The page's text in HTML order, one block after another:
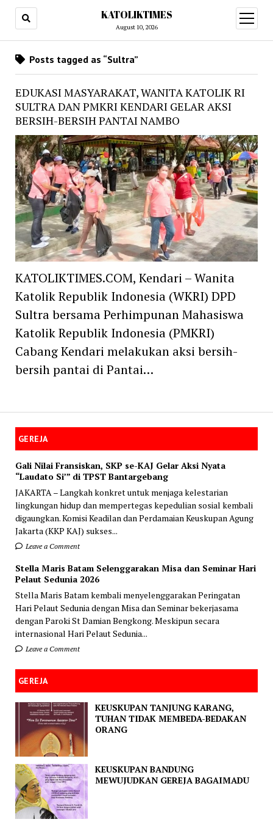
KATOLIKTIMES
August 10, 2026
open
menu
GEREJA
Gali Nilai Fransiskan, SKP se-KAJ Gelar Aksi Nyata
“Laudato Si’” di TPST Bantargebang
JAKARTA – Langkah konkret untuk menjaga kelestarian
lingkungan hidup dan mempertegas kepedulian sosial kembali
digaungkan. Komisi Keadilan dan Perdamaian Keuskupan Agung
Jakarta (KKP KAJ) sukses...
Leave a Comment
Stella Maris Batam Selenggarakan Misa dan Seminar Hari
Pelaut Sedunia 2026
Stella Maris Batam kembali menyelenggarakan Peringatan
Hari Pelaut Sedunia dengan Misa dan Seminar bekerjasama
dengan Paroki St Damian Bengkong. Meskipun secara
internasional Hari Pelaut Sedunia...
Leave a Comment
GEREJA
KEUSKUPAN TANJUNG KARANG,
TUHAN TIDAK MEMBEDA-BEDAKAN
ORANG
KEUSKUPAN BANDUNG
MEWUJUDKAN GEREJA BAGAIMADU
Posts tagged as “Sultra”
EDUKASI MASYARAKAT, WANITA KATOLIK RI
SULTRA DAN PMKRI KENDARI GELAR AKSI
BERSIH-BERSIH PANTAI NAMBO
KATOLIKTIMES.COM, Kendari – Wanita
Katolik Republik Indonesia (WKRI) DPD
Sultra bersama Perhimpunan Mahasiswa
Katolik Republik Indonesia (PMKRI)
Cabang Kendari melakukan aksi bersih-
bersih pantai di Pantai…